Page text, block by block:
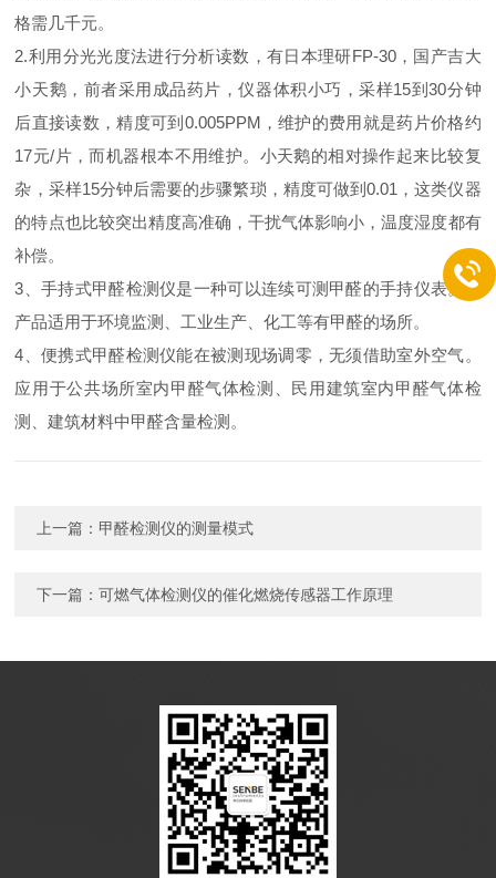
格需几千元。
2.利用分光光度法进行分析读数，有日本理研FP-30，国产吉大
小天鹅，前者采用成品药片，仪器体积小巧，采样15到30分钟
后直接读数，精度可到0.005PPM，维护的费用就是药片价格约
17元/片，而机器根本不用维护。小天鹅的相对操作起来比较复
杂，采样15分钟后需要的步骤繁琐，精度可做到0.01，这类仪器
的特点也比较突出精度高准确，干扰气体影响小，温度湿度都有
补偿。
3、手持式甲醛检测仪是一种可以连续可测甲醛的手持仪表。本
产品适用于环境监测、工业生产、化工等有甲醛的场所。
4、便携式甲醛检测仪能在被测现场调零，无须借助室外空气。
应用于公共场所室内甲醛气体检测、民用建筑室内甲醛气体检
测、建筑材料中甲醛含量检测。
上一篇： 甲醛检测仪的测量模式
下一篇：可燃气体检测仪的催化燃烧传感器工作原理